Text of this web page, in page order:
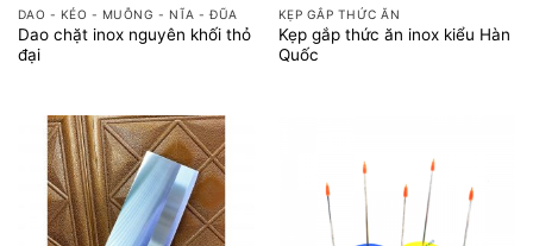
DAO - KÉO - MUỖNG - NĨA - ĐŨA
Dao chặt inox nguyên khối thỏ
đại
KẸP GẮP THỨC ĂN
Kẹp gắp thức ăn inox kiểu Hàn
Quốc